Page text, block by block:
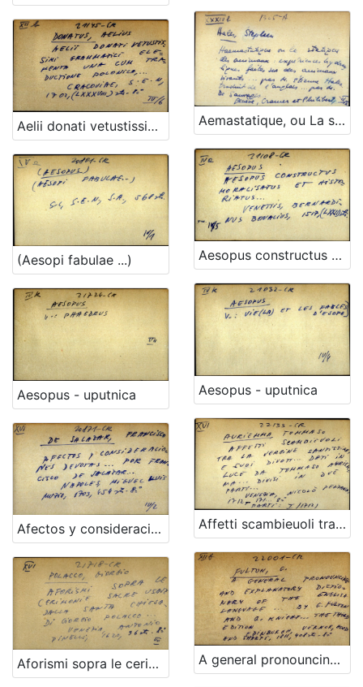
Aelii donati vetustissimi grammatici elementa una cum traductione polonica Aemastatique, ou La statique des animaux : experiences hydrauliques faites sur des animaux vivans ... par mr. Etienne Hales traduit de l'anglois ... par mr. de Sauvages ...
(Aesopi fabulae ...) Aesopus constructus moralisatus et historiatus ...
Aesopus - uputnica Aesopus - uputnica
Afectos y consideraciones devotas ... por Francisco De Salazar Affetti scambieuoli tra' la Vergine Santissima, e' suoi deuoti ... ... Dati in luce da Tomaso Auriemma ... Diuisi in due parti ...
Aforismi sopra le cerimonie sacre usate dalla Santa Chiesa … di Giorgio Polacco ... A general pronouncing and explanatory dictionary of the English language ... by G. Fulton and G. Knight